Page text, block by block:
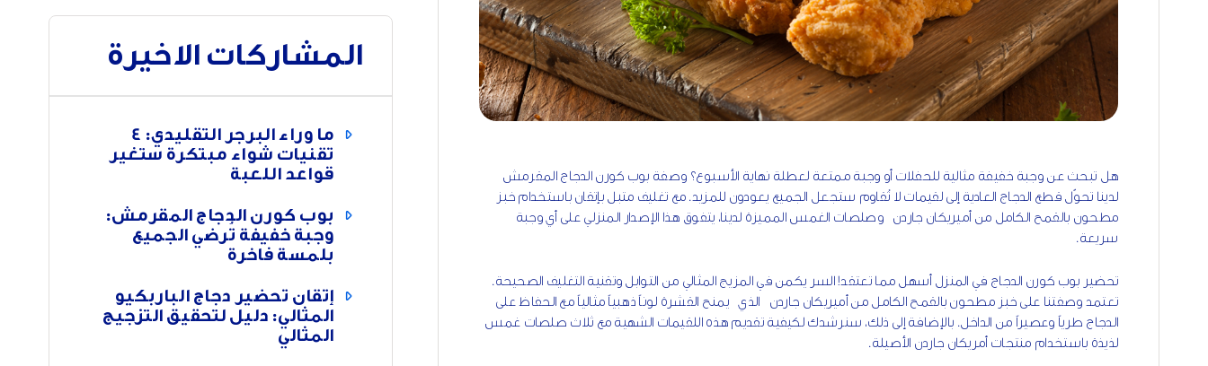
هل تبحث عن وجبة خفيفة مثالية للحفلات أو وجبة ممتعة لعطلة نهاية الأسبوع؟ وصفة بوب كورن الدجاج المقرمش
لدينا تحوّل قطع الدجاج العادية إلى لقيمات لا تُقاوم ستجعل الجميع يعودون للمزيد. مع تغليف متبل بإتقان باستخدام خبز
مطحون بالقمح الكامل من أميريكان جاردن وصلصات الغمس المميزة لدينا، يتفوق هذا الإصدار المنزلي على أي وجبة
سريعة.
تحضير بوب كورن الدجاج في المنزل أسهل مما تعتقد! السر يكمن في المزيج المثالي من التوابل وتقنية التغليف الصحيحة.
تعتمد وصفتنا على خبز مطحون بالقمح الكامل من أميريكان جاردن الذي يمنح القشرة لوناً ذهبياً مثالياً مع الحفاظ على
الدجاج طرياً وعصيراً من الداخل. بالإضافة إلى ذلك، سنرشدك لكيفية تقديم هذه اللقيمات الشهية مع ثلاث صلصات غمس
لذيذة باستخدام منتجات أمريكان جاردن الأصيلة.
المشاركات الاخيرة
ما وراء البرجر التقليدي: 4
تقنيات شواء مبتكرة ستغير
قواعد اللعبة
بوب كورن الدجاج المقرمش:
وجبة خفيفة تُرضي الجميع
بلمسة فاخرة
إتقان تحضير دجاج الباربكيو
المثالي: دليل لتحقيق التزجيج
المثالي